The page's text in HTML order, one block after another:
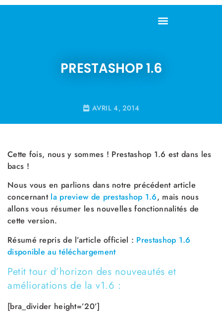
PRESTASHOP 1.6
AVRIL 4, 2014
Cette fois, nous y sommes ! Prestashop 1.6 est dans les
bacs !
Nous vous en parlions dans notre précédent article
concernant la preview de prestashop 1.6, mais nous
allons vous résumer les nouvelles fonctionnalités de
cette version.
Résumé repris de l’article officiel : Prestashop 1.6
disponible au téléchargement
Petit tour d’horizon des nouveautés et
améliorations de la v1.6 :
[bra_divider height=’20’]